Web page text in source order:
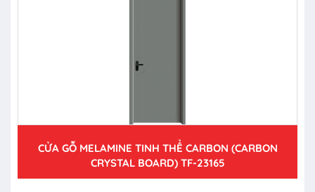
CỬA GỖ MELAMINE TINH THỂ CARBON (CARBON
CRYSTAL BOARD) TF-23165